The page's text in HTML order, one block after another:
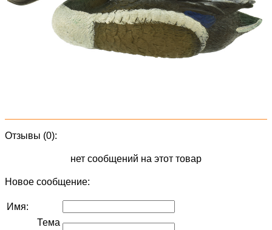
Отзывы (0):
нет сообщений на этот товар
Новое сообщение:
Имя:
Тема